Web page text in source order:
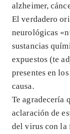
alzheimer,
El verdadero
neurológicas
sustancias
expuestos (te
presentes en
causa.
Te agradecería
aclaración de
del virus con la